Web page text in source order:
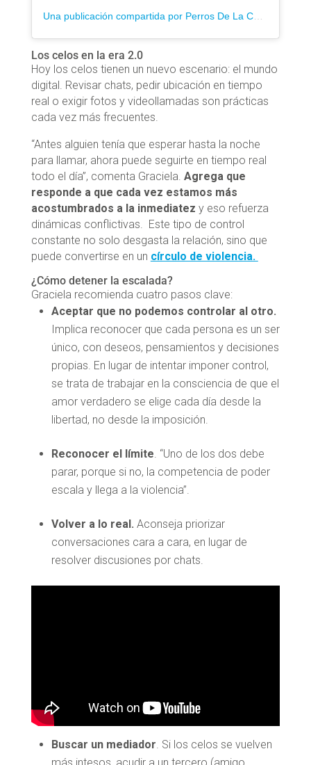
Una publicación compartida por Perros De La Calle (@perroscalle)
Los celos en la era 2.0
Hoy los celos tienen un nuevo escenario: el mundo
digital. Revisar chats, pedir ubicación en tiempo
real o exigir fotos y videollamadas son prácticas
cada vez más frecuentes.
“Antes alguien tenía que esperar hasta la noche
para llamar, ahora puede seguirte en tiempo real
todo el día”, comenta Graciela. Agrega que
responde a que cada vez estamos más
acostumbrados a la inmediatez y eso refuerza
dinámicas conflictivas. Este tipo de control
constante no solo desgasta la relación, sino que
puede convertirse en un círculo de violencia.
¿Cómo detener la escalada?
Graciela recomienda cuatro pasos clave:
Aceptar que no podemos controlar al otro.
Implica reconocer que cada persona es un ser
único, con deseos, pensamientos y decisiones
propias. En lugar de intentar imponer control,
se trata de trabajar en la consciencia de que el
amor verdadero se elige cada día desde la
libertad, no desde la imposición.
Reconocer el límite. “Uno de los dos debe
parar, porque si no, la competencia de poder
escala y llega a la violencia”.
Volver a lo real. Aconseja priorizar
conversaciones cara a cara, en lugar de
resolver discusiones por chats.
Buscar un mediador . Si los celos se vuelven
más intesos, acudir a un tercero (amigo,